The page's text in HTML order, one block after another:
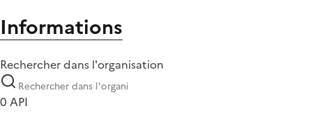
Informations
Rechercher dans l'organisation
0 API